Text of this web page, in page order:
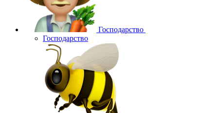
Господарство
Господарство